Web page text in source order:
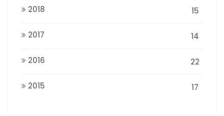
2018 15
2017 14
2016 22
2015 17